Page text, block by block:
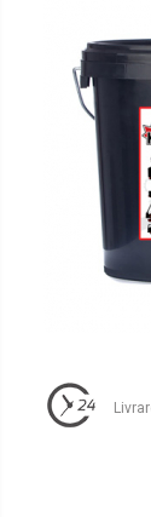
Uleiuri
Uleiuri
Uleiuri
Uleiuri
Uleiuri
Comerciale
Antigel Camioane
Antigel